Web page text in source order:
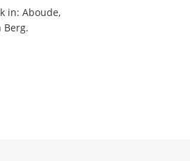
in: Aboude,
Berg.